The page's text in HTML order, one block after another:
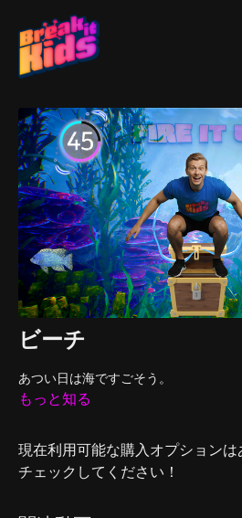
ビーチ
あつい日は海ですごそう。
もっと知る
現在利用可能な購入オプション
チェックしてください！